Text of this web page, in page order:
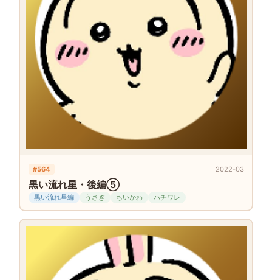
#564 2022-03
黒い流れ星・後編⑤
黒い流れ星編 うさぎ ちいかわ ハチワレ